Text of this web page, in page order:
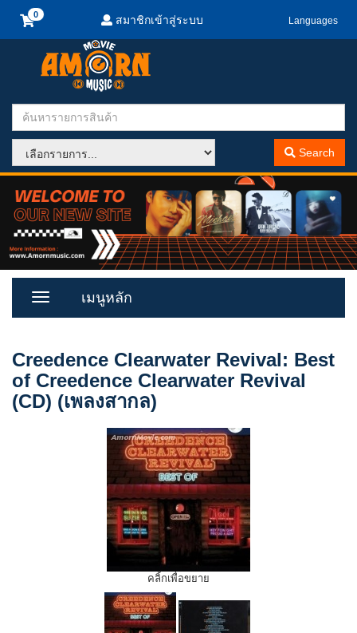
สมาชิกเข้าสู่ระบบ Languages
Search
Toggle
เมนูหลัก
Creedence Clearwater Revival: Best
of Creedence Clearwater Revival
(CD) (เพลงสากล)
คลิ้กเพื่อขยาย